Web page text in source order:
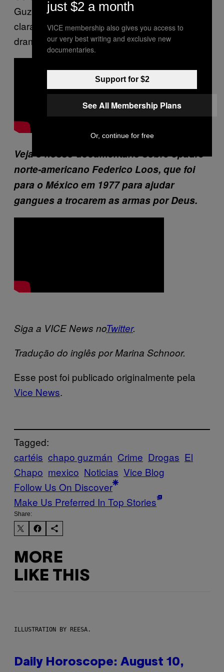
Guzmán meia hora depois, numa indicação
clara do nível de corrupção por trás da
dramática fuga.
Veja o nosso documentário sobre opadre
norte-americano Federico Loos, que foi
para o México em 1977 para ajudar
gangues a trocarem as armas por Deus.
Siga a VICE News noTwitter.
Tradução do inglês por Marina Schnoor.
Esse post foi publicado originalmente pela
Vice News.
Tagged:
cartéis chapo guzmán Crime Drogas El
Chapo mexico Noticias Vice Blog
Follow Us On Discover
Make Us Preferred In Top Stories
Share:
MORE
LIKE THIS
ILLUSTRATION BY REESA.
Daily Horoscope: August 10,
just $2 a month
VICE membership also gives you access to
our very best writing and exclusive new
documentaries.
Support for $2
See All Membership Plans
Or, continue for free